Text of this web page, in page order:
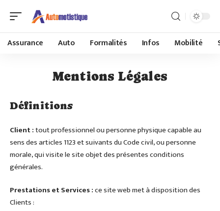
Assurance Auto Formalités Infos Mobilité
Mentions Légales
Définitions
Client :tout professionnel ou personne physique capable au
sens des articles 1123 et suivants du Code civil, ou personne
morale, qui visite le site objet des présentes conditions
générales.
Prestations et Services :ce site web met à disposition des
Clients :